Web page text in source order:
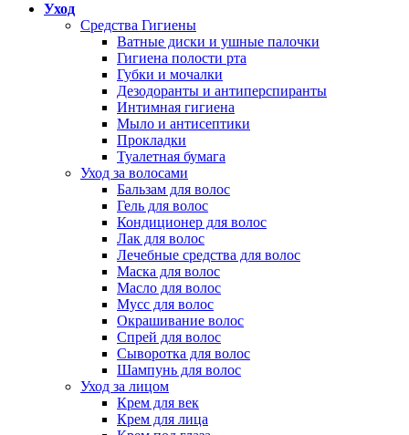
Уход
Средства Гигиены
Ватные диски и ушные палочки
Гигиена полости рта
Губки и мочалки
Дезодоранты и антиперспиранты
Интимная гигиена
Мыло и антисептики
Прокладки
Туалетная бумага
Уход за волосами
Бальзам для волос
Гель для волос
Кондиционер для волос
Лак для волос
Лечебные средства для волос
Маска для волос
Масло для волос
Мусс для волос
Окрашивание волос
Спрей для волос
Сыворотка для волос
Шампунь для волос
Уход за лицом
Крем для век
Крем для лица